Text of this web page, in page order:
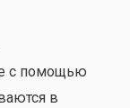
с помощью
в